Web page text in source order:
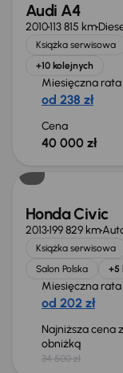
Audi A4
2010113 815 km
Książka serwisowa
+10 kolejnych
Miesięczna rata
od 238 zł
Cena
40 000 zł
Honda Civic
2013199 829 km
Książka serwisowa
Salon Polska
+5
Miesięczna rata
od 202 zł
Najniższa cena
obniżką
34 500 zł
Świeżo skupione